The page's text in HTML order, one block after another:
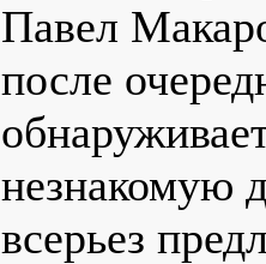
Павел
после
незнакомую
всерьез